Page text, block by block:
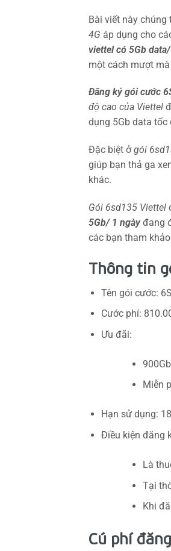
Bài viết này chúng
4G áp dụng cho
viettel có 5Gb
một cách mượt
Đăng ký gói cước
độ cao của Viettel
dụng 5Gb data tốc
Đặc biệt ởgói
giúp bạn thả ga
khác.
Gói 6sd135 Viettel
5Gb/ 1 ngàyđang
các bạn tham
Thông tin
Tên gói cước:
Cước phí:
Ưu đãi:
Miễn
Hạn sử dụng:
Điều kiện đăng
Là
Tại
Khi
Cú phí